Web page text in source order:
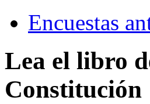
Encuestas
Lea el libro
Constitución